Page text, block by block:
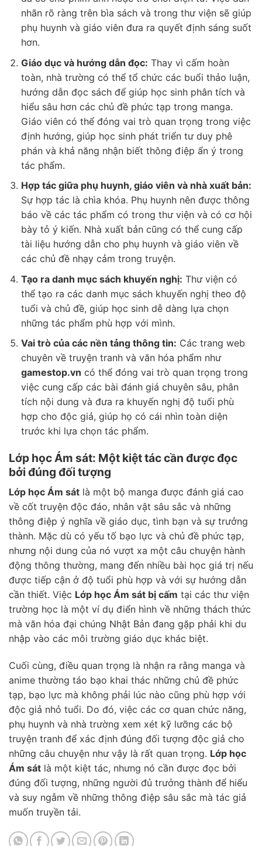
nhãn rõ ràng trên bìa sách và trong thư viện sẽ giúp
phụ huynh và giáo viên đưa ra quyết định sáng suốt
hơn.
Giáo dục và hướng dẫn đọc: Thay vì cấm hoàn
toàn, nhà trường có thể tổ chức các buổi thảo luận,
hướng dẫn đọc sách để giúp học sinh phân tích và
hiểu sâu hơn các chủ đề phức tạp trong manga.
Giáo viên có thể đóng vai trò quan trọng trong việc
định hướng, giúp học sinh phát triển tư duy phê
phán và khả năng nhận biết thông điệp ẩn ý trong
tác phẩm.
Hợp tác giữa phụ huynh, giáo viên và nhà xuất bản:
Sự hợp tác là chìa khóa. Phụ huynh nên được thông
báo về các tác phẩm có trong thư viện và có cơ hội
bày tỏ ý kiến. Nhà xuất bản cũng có thể cung cấp
tài liệu hướng dẫn cho phụ huynh và giáo viên về
các chủ đề nhạy cảm trong truyện.
Tạo ra danh mục sách khuyến nghị: Thư viện có
thể tạo ra các danh mục sách khuyến nghị theo độ
tuổi và chủ đề, giúp học sinh dễ dàng lựa chọn
những tác phẩm phù hợp với mình.
Vai trò của các nền tảng thông tin: Các trang web
chuyên về truyện tranh và văn hóa phẩm như
gamestop.vn có thể đóng vai trò quan trọng trong
việc cung cấp các bài đánh giá chuyên sâu, phân
tích nội dung và đưa ra khuyến nghị độ tuổi phù
hợp cho độc giả, giúp họ có cái nhìn toàn diện
trước khi lựa chọn tác phẩm.
Lớp học Ám sát: Một kiệt tác cần được đọc
bởi đúng đối tượng
Lớp học Ám sát là một bộ manga được đánh giá cao
về cốt truyện độc đáo, nhân vật sâu sắc và những
thông điệp ý nghĩa về giáo dục, tình bạn và sự trưởng
thành. Mặc dù có yếu tố bạo lực và chủ đề phức tạp,
nhưng nội dung của nó vượt xa một câu chuyện hành
động thông thường, mang đến nhiều bài học giá trị nếu
được tiếp cận ở độ tuổi phù hợp và với sự hướng dẫn
cần thiết. Việc Lớp học Ám sát bị cấm tại các thư viện
trường học là một ví dụ điển hình về những thách thức
mà văn hóa đại chúng Nhật Bản đang gặp phải khi du
nhập vào các môi trường giáo dục khác biệt.
Cuối cùng, điều quan trọng là nhận ra rằng manga và
anime thường táo bạo khai thác những chủ đề phức
tạp, bạo lực mà không phải lúc nào cũng phù hợp với
độc giả nhỏ tuổi. Do đó, việc các cơ quan chức năng,
phụ huynh và nhà trường xem xét kỹ lưỡng các bộ
truyện tranh để xác định đúng đối tượng độc giả cho
những câu chuyện như vậy là rất quan trọng. Lớp học
Ám sát là một kiệt tác, nhưng nó cần được đọc bởi
đúng đối tượng, những người đủ trưởng thành để hiểu
và suy ngẫm về những thông điệp sâu sắc mà tác giả
muốn truyền tải.